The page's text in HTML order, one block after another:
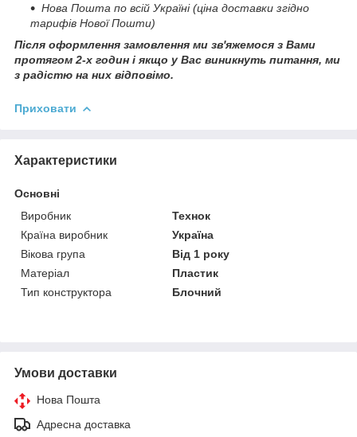
Нова Пошта по всій Україні (ціна доставки згідно
тарифів Нової Пошти)
Після оформлення замовлення ми зв'яжемося з Вами
протягом 2-х годин і якщо у Вас виникнуть питання, ми
з радістю на них відповімо.
Приховати
Характеристики
Основні
Виробник
Технок
Країна виробник
Україна
Вікова група
Від 1 року
Матеріал
Пластик
Тип конструктора
Блочний
Умови доставки
Нова Пошта
Адресна доставка